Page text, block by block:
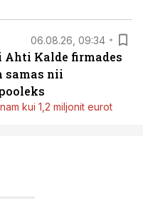
06.08.26, 09:34
Kalde firmades
samas nii
kui 1,2 miljonit eurot